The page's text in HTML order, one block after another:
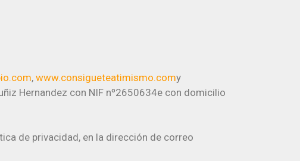
, www.consigueteatimismo.comy
Hernandez con NIF nº2650634e con domicilio
de privacidad, en la dirección de correo